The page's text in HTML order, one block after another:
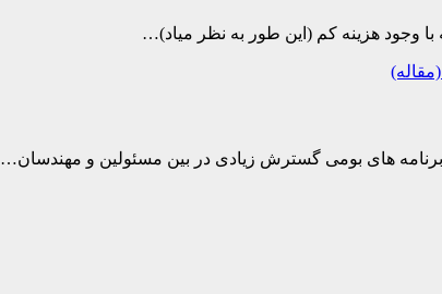
وجود هزینه کم (این طور به نظر میاد)…
های بومی گسترش زیادی در بین مسئولین و مهندسان…